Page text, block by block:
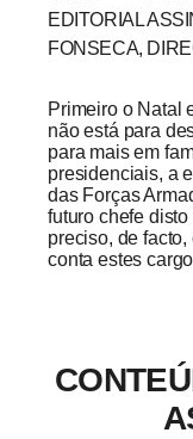
EDITORIAL
FONSECA,
Primeiro o Natal
não está para
para mais em
presidenciais, a
das Forças
futuro chefe
preciso, de
conta estes